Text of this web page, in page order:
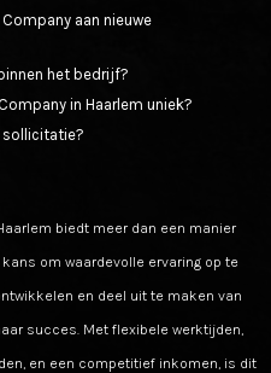
aan nieuwe
het bedrijf?
in Haarlem uniek?
sollicitatie?
biedt meer dan een manier
om waardevolle ervaring op te
en deel uit te maken van
succes. Met flexibele werktijden,
en een competitief inkomen, is dit